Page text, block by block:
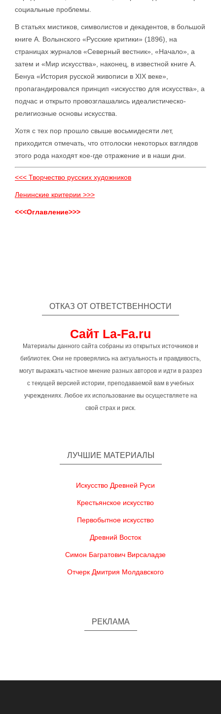
социальные проблемы.
В статьях мистиков, символистов и декадентов, в большой
книге А. Волынского «Русские критики» (1896), на
страницах журналов «Северный вестник», «Начало», а
затем и «Мир искусства», наконец, в известной книге А.
Бенуа «История русской живописи в XIX веке»,
пропагандировался принцип «искусство для искусства», а
подчас и открыто провозглашались идеалистическо-
религиозные основы искусства.
Хотя с тех пор прошло свыше восьмидесяти лет,
приходится отмечать, что отголоски некоторых взглядов
этого рода находят кое-где отражение и в наши дни.
<<< Творчество русских художников
Ленинские критерии >>>
<<<Оглавление>>>
ОТКАЗ ОТ ОТВЕТСТВЕННОСТИ
Сайт La-Fa.ru
Материалы данного сайта собраны из открытых источников и
библиотек. Они не проверялись на актуальность и правдивость,
могут выражать частное мнение разных авторов и идти в разрез
с текущей версией истории, преподаваемой вам в учебных
учреждениях. Любое их использование вы осуществляете на
свой страх и риск.
ЛУЧШИЕ МАТЕРИАЛЫ
Искусство Древней Руси
Крестьянское искусство
Первобытное искусство
Древний Восток
Симон Багратович Вирсаладзе
Отчерк Дмитрия Молдавского
РЕКЛАМА